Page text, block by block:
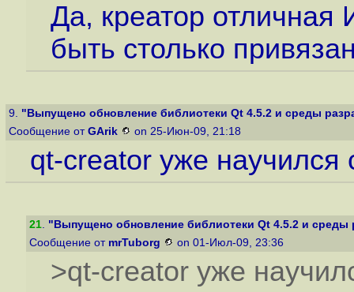
Да, креатор
быть столько
9. "Выпущено обновление библиотеки Qt 4.5.2 и среды
Сообщение от GArik on 25-Июн-09, 21:18
qt-creator уже научился
21. "Выпущено обновление библиотеки Qt 4.5.2 и среды
Сообщение от mrTuborg on 01-Июл-09, 23:36
>qt-creator уже